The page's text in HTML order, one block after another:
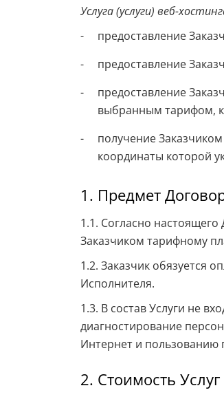
Услуга (услуги) веб-
предоставление
предоставление
предоставление
выбранным тарифом,
получение
координаты которой
1. Предмет
1.1. Согласно настоящего
Заказчиком тарифному
1.2. Заказчик обязуется
Исполнителя.
1.3. В состав Услуги не
диагностирование
Интернет и
2. Стоимость